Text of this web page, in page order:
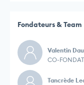
Fondateurs & Team
Valentin
CO-
Tancrède